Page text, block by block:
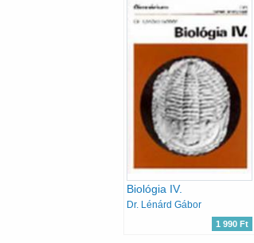
Biológia IV.
Dr. Lénárd Gábor
1 990 Ft